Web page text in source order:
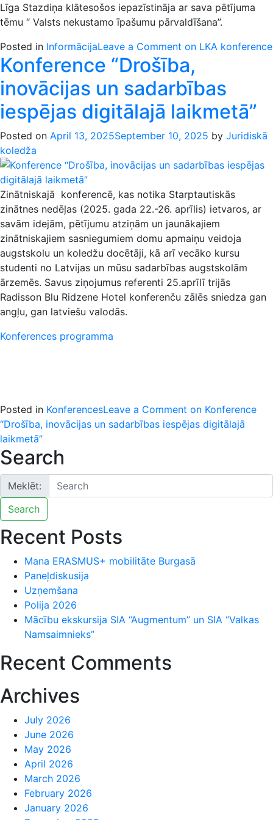
Līga Stazdiņa klātesošos iepazīstināja ar sava pētījuma
tēmu “ Valsts nekustamo īpašumu pārvaldīšana”.
Posted in InformācijaLeave a Comment on LKA konference
Konference “Drošība,
inovācijas un sadarbības
iespējas digitālajā laikmetā”
Posted on April 13, 2025September 10, 2025 by Juridiskā
koledža
Zinātniskajā konferencē, kas notika Starptautiskās
zinātnes nedēļas (2025. gada 22.-26. aprīlis) ietvaros, ar
savām idejām, pētījumu atziņām un jaunākajiem
zinātniskajiem sasniegumiem domu apmaiņu veidoja
augstskolu un koledžu docētāji, kā arī vecāko kursu
studenti no Latvijas un mūsu sadarbības augstskolām
ārzemēs. Savus ziņojumus referenti 25.aprīlī trijās
Radisson Blu Ridzene Hotel konferenču zālēs sniedza gan
angļu, gan latviešu valodās.
Konferences programma
Posted in KonferencesLeave a Comment on Konference
“Drošība, inovācijas un sadarbības iespējas digitālajā
laikmetā”
Search
Meklēt:
Search
Recent Posts
Mana ERASMUS+ mobilitāte Burgasā
Paneļdiskusija
Uzņemšana
Polija 2026
Mācību ekskursija SIA “Augmentum” un SIA “Valkas
Namsaimnieks”
Recent Comments
Archives
July 2026
June 2026
May 2026
April 2026
March 2026
February 2026
January 2026